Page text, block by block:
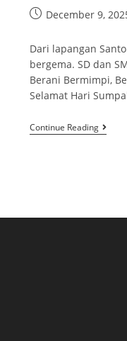
December 9,
Dari lapangan
bergema. SD dan
Berani Bermimpi,
Selamat Hari
Continue Reading